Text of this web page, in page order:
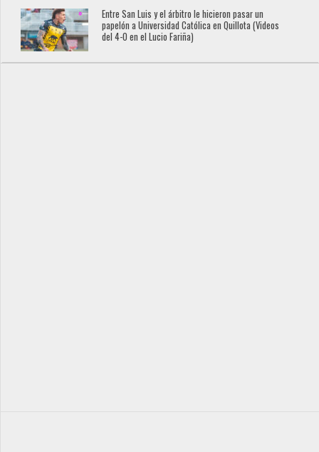
Entre San Luis y el árbitro le hicieron pasar un
papelón a Universidad Católica en Quillota (Videos
del 4-0 en el Lucio Fariña)